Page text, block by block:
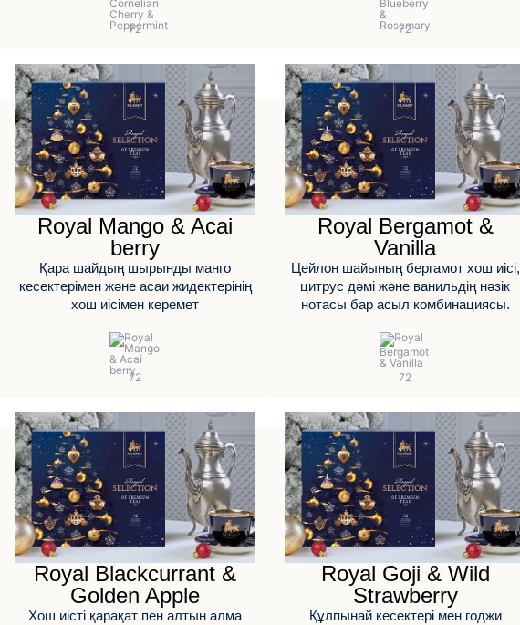
Royal Mango & Acai
berry
Қара шайдың шырынды манго
кесектерімен және асаи жидектерінің
хош иісімен керемет
Royal Bergamot &
Vanilla
Цейлон шайының бергамот хош иісі,
цитрус дәмі және ванильдің нәзік
нотасы бар асыл комбинациясы.
Royal Blackcurrant &
Golden Apple
Хош иісті қарақат пен алтын алма
Royal Goji & Wild
Strawberry
Құлпынай кесектері мен годжи